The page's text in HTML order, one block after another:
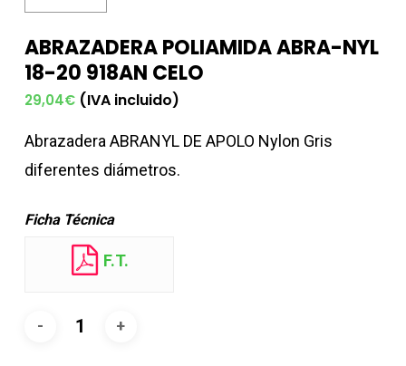
ABRAZADERA POLIAMIDA ABRA-NYL
18-20 918AN CELO
29,04€ (IVA incluido)
Abrazadera ABRANYL DE APOLO Nylon Gris
diferentes diámetros.
Ficha Técnica
F.T.